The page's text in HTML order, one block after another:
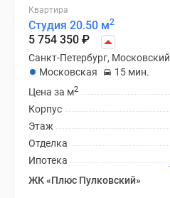
Квартира
Студия 20.50 м2
5 754 350 ₽
Санкт-Петербург, Московский
Московская
15 мин.
Цена за м2
Корпус
Этаж
Отделка
Ипотека
ЖК «Плюс Пулковский»